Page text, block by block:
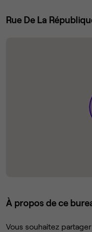
Rue De La
À propos de ce
Vous souhaitez